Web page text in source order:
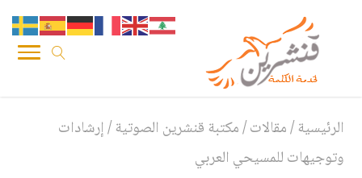
الرئيسية/مقالات/مكتبة قنشرين الصوتية/إرشادات
وتوجيهات للمسيحي العربي